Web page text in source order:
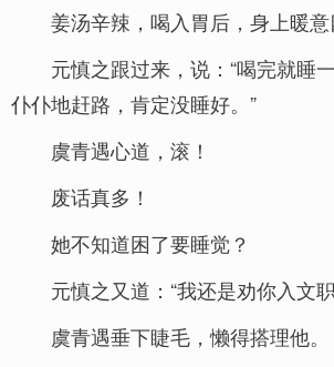
姜汤辛辣，喝入胃后，身上暖意
元慎之跟过来，说：“喝完就睡
仆仆地赶路，肯定没睡好。”
虞青遇心道，滚！
废话真多！
她不知道困了要睡觉？
元慎之又道：“我还是劝你入文
虞青遇垂下睫毛，懒得搭理他。